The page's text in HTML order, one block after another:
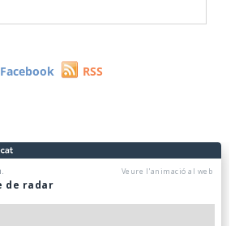
Facebook RSS